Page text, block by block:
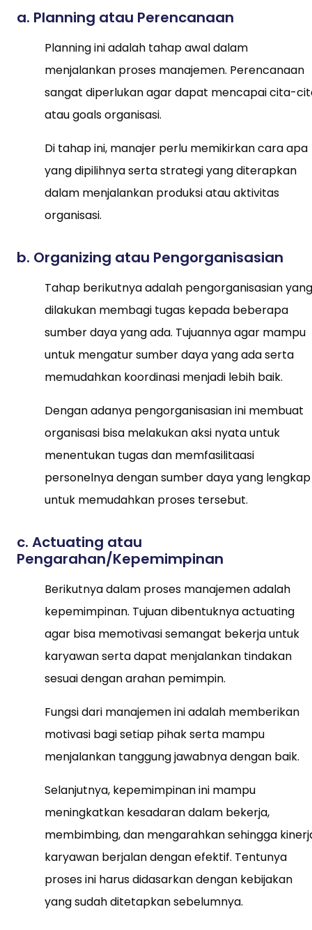
a. Planning atau Perencanaan
Planning ini adalah tahap awal dalam
menjalankan proses manajemen. Perencanaan
sangat diperlukan agar dapat mencapai cita-
atau goals organisasi.
Di tahap ini, manajer perlu memikirkan cara apa
yang dipilihnya serta strategi yang diterapkan
dalam menjalankan produksi atau aktivitas
organisasi.
b. Organizing atau Pengorganisasian
Tahap berikutnya adalah pengorganisasian yang
dilakukan membagi tugas kepada beberapa
sumber daya yang ada. Tujuannya agar mampu
untuk mengatur sumber daya yang ada serta
memudahkan koordinasi menjadi lebih baik.
Dengan adanya pengorganisasian ini membuat
organisasi bisa melakukan aksi nyata untuk
menentukan tugas dan memfasilitaasi
personelnya dengan sumber daya yang lengkap
untuk memudahkan proses tersebut.
c. Actuating atau
Pengarahan/Kepemimpinan
Berikutnya dalam proses manajemen adalah
kepemimpinan. Tujuan dibentuknya actuating
agar bisa memotivasi semangat bekerja untuk
karyawan serta dapat menjalankan tindakan
sesuai dengan arahan pemimpin.
Fungsi dari manajemen ini adalah memberikan
motivasi bagi setiap pihak serta mampu
menjalankan tanggung jawabnya dengan baik.
Selanjutnya, kepemimpinan ini mampu
meningkatkan kesadaran dalam bekerja,
membimbing, dan mengarahkan sehingga
karyawan berjalan dengan efektif. Tentunya
proses ini harus didasarkan dengan kebijakan
yang sudah ditetapkan sebelumnya.